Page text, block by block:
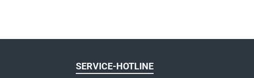
SERVICE-HOTLINE